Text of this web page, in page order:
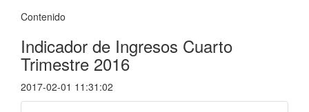
Contenido
Indicador de Ingresos Cuarto
Trimestre 2016
2017-02-01 11:31:02